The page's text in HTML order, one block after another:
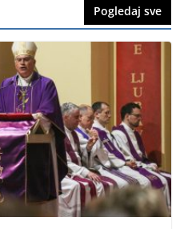
Pogledaj sve